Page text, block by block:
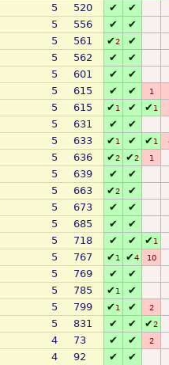
5 520 ✔
✔
5 556 ✔
✔
5 561 ✔2
✔
5 562 ✔
✔
5 601 ✔
✔
5 615 ✔ ✔ 1
5 615 ✔1 ✔ ✔1
5 631 ✔
✔
5 633 ✔1 ✔ ✔1
5 636 ✔2 ✔2 1
5 639 ✔
✔
5 663 ✔2
✔
5 673 ✔
✔
5 685 ✔
✔
5 718 ✔ ✔ ✔1
5 767 ✔1 ✔4 10
5 769 ✔
✔
5 785 ✔1
✔
5 799 ✔1 ✔ 2
5 831 ✔ ✔ ✔2
4 73 ✔ ✔ 2
4 92 ✔ ✔